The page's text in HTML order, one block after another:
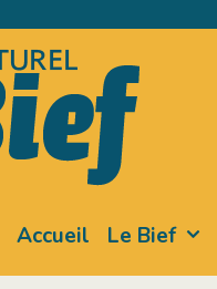
Accueil Le Bief